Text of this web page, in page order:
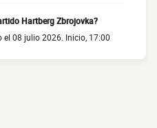
Hartberg Zbrojovka?
el 08 julio 2026. Inicio, 17:00